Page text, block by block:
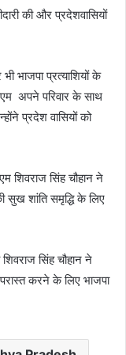
की और प्रदेशवासियों
भाजपा प्रत्याशियों के
अपने परिवार के साथ
प्रदेश वासियों को
शिवराज सिंह चौहान ने
सुख शांति समृद्धि के लिए
सिंह चौहान ने
परास्त करने के लिए भाजपा